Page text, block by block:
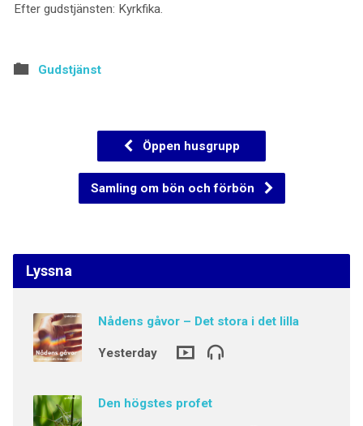
Efter gudstjänsten: Kyrkfika.
Gudstjänst
Öppen husgrupp
Samling om bön och förbön
Lyssna
Nådens gåvor – Det stora i det lilla
Yesterday
Den högstes profet